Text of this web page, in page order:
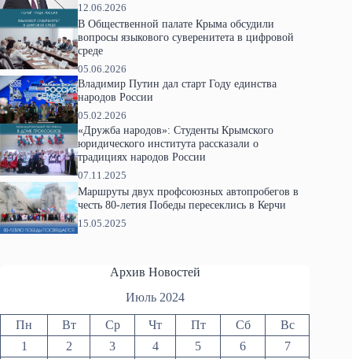
12.06.2026
В Общественной палате Крыма обсудили
вопросы языкового суверенитета в цифровой
среде
05.06.2026
Владимир Путин дал старт Году единства
народов России
05.02.2026
«Дружба народов»: Студенты Крымского
юридического института рассказали о
традициях народов России
07.11.2025
Маршруты двух профсоюзных автопробегов в
честь 80-летия Победы пересеклись в Керчи
15.05.2025
Архив Новостей
Июль 2024
Пн Вт Ср Чт Пт Сб
Вс
1
2 3 4 5 6
7